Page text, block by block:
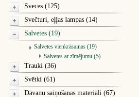
Sveces (125)
Svečturi, eļļas lampas (14)
Salvetes (19)
Salvetes vienkrāsainas (19)
Salvetes ar zīmējumu (5)
Trauki (36)
Svētki (61)
Dāvanu saiņošanas materiāli (67)